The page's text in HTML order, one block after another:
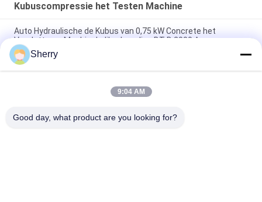
Kubuscompressie het Testen Machine
Auto Hydraulische de Kubus van 0,75 kW Concrete het
Verpletteren Machinekaliberbepaling BT-D 2000 A
De Compressie van de baksteen40mpa Kubus het Testen het
Laboratorium van de Machinebouw
De Kubus van de computercontrole Digitale het Testen
Sherry
9:04 AM
Good day, what product are you looking for?